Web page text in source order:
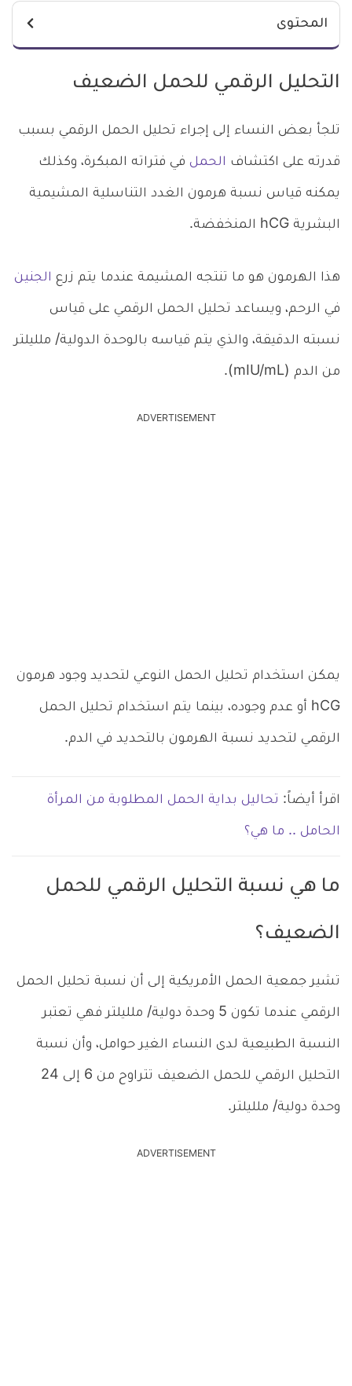
المحتوى
التحليل الرقمي للحمل الضعيف
تلجأ بعض النساء إلى إجراء تحليل الحمل الرقمي بسبب
قدرته على اكتشاف الحمل في فتراته المبكرة، وكذلك
يمكنه قياس نسبة هرمون الغدد التناسلية المشيمية
البشرية hCG المنخفضة.
هذا الهرمون هو ما تنتجه المشيمة عندما يتم زرع الجنين
في الرحم، ويساعد تحليل الحمل الرقمي على قياس
نسبته الدقيقة، والذي يتم قياسه بالوحدة الدولية/ ملليلتر
من الدم (mIU/mL).
ADVERTISEMENT
يمكن استخدام تحليل الحمل النوعي لتحديد وجود هرمون
hCG أو عدم وجوده، بينما يتم استخدام تحليل الحمل
الرقمي لتحديد نسبة الهرمون بالتحديد في الدم.
اقرأ أيضاً: تحاليل بداية الحمل المطلوبة من المرأة
الحامل .. ما هي؟
ما هي نسبة التحليل الرقمي للحمل
الضعيف؟
تشير جمعية الحمل الأمريكية إلى أن نسبة تحليل الحمل
الرقمي عندما تكون 5 وحدة دولية/ ملليلتر فهي تعتبر
النسبة الطبيعية لدى النساء الغير حوامل، وأن نسبة
التحليل الرقمي للحمل الضعيف تتراوح من 6 إلى 24
وحدة دولية/ ملليلتر.
ADVERTISEMENT